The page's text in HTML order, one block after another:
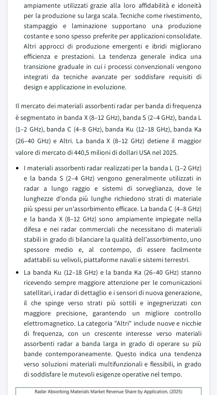
ampiamente utilizzati grazie alla loro affidabilità e idoneità
per la produzione su larga scala. Tecniche come rivestimento,
stampaggio e laminazione supportano una produzione
costante e sono spesso preferite per applicazioni consolidate.
Altri approcci di produzione emergenti e ibridi migliorano
efficienza e prestazioni. La tendenza generale indica una
transizione graduale in cui i processi convenzionali vengono
integrati da tecniche avanzate per soddisfare requisiti di
design e applicazione in evoluzione.
Il mercato dei materiali assorbenti radar per banda di frequenza
è segmentato in banda X (8–12 GHz), banda S (2–4 GHz), banda L
(1–2 GHz), banda C (4–8 GHz), banda Ku (12–18 GHz), banda Ka
(26–40 GHz) e Altri. La banda X (8–12 GHz) detiene il maggior
valore di mercato di 440,5 milioni di dollari USA nel 2025.
I materiali assorbenti radar realizzati per la banda L (1–2 GHz)
e la banda S (2–4 GHz) vengono generalmente utilizzati in
radar a lungo raggio e sistemi di sorveglianza, dove le
lunghezze d'onda più lunghe richiedono strati di materiale
più spessi per un'assorbimento efficace. La banda C (4–8 GHz)
e la banda X (8–12 GHz) sono ampiamente impiegate nella
difesa e nei radar commerciali che necessitano di materiali
stabili in grado di bilanciare la qualità dell'assorbimento, uno
spessore medio e, al contempo, di essere facilmente
adattabili su velivoli, piattaforme navali e sistemi terrestri.
La banda Ku (12–18 GHz) e la banda Ka (26–40 GHz) stanno
ricevendo sempre maggiore attenzione per le comunicazioni
satellitari, i radar di dettaglio e i sensori di nuova generazione,
il che spinge verso strati più sottili e ingegnerizzati con
maggiore precisione, garantendo un migliore controllo
elettromagnetico. La categoria "Altri" include nuove e nicchie
di frequenza, con un crescente interesse verso materiali
assorbenti radar a banda larga in grado di operare su più
bande contemporaneamente. Questo indica una tendenza
verso soluzioni materiali multifunzionali e flessibili, in grado
di soddisfare le mutevoli esigenze operative nel tempo.